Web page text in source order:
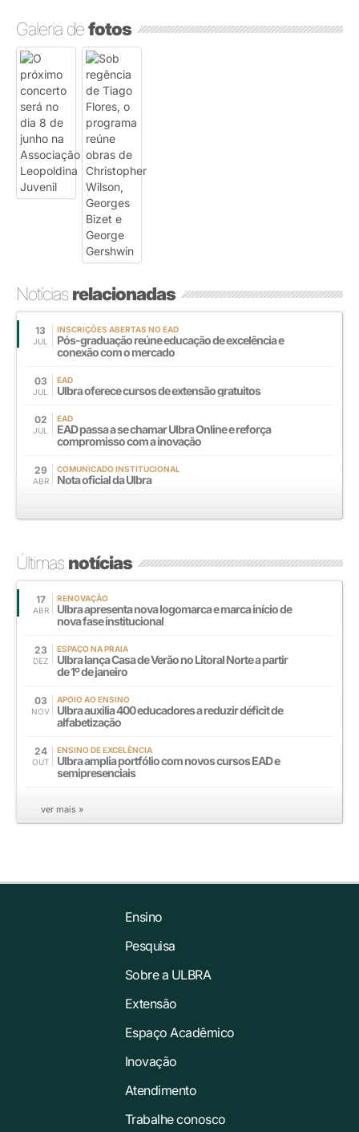
Galeria defotos
Notíciasrelacionadas
13
JUL
INSCRIÇÕES ABERTAS NO EAD
Pós-graduação reúne educação de excelência e
conexão com o mercado
03
JUL
EAD
Ulbra oferece cursos de extensão gratuitos
02
JUL
EAD
EAD passa a se chamar Ulbra Online e reforça
compromisso com a inovação
29
ABR
COMUNICADO INSTITUCIONAL
Nota oficial da Ulbra
Últimasnotícias
17
ABR
RENOVAÇÃO
Ulbra apresenta nova logomarca e marca início de
nova fase institucional
23
DEZ
ESPAÇO NA PRAIA
Ulbra lança Casa de Verão no Litoral Norte a partir
de 1º de janeiro
03
NOV
APOIO AO ENSINO
Ulbra auxilia 400 educadores a reduzir déficit de
alfabetização
24
OUT
ENSINO DE EXCELÊNCIA
Ulbra amplia portfólio com novos cursos EAD e
semipresenciais
ver mais »
Ensino
Pesquisa
Sobre a ULBRA
Extensão
Espaço Acadêmico
Inovação
Atendimento
Trabalhe conosco